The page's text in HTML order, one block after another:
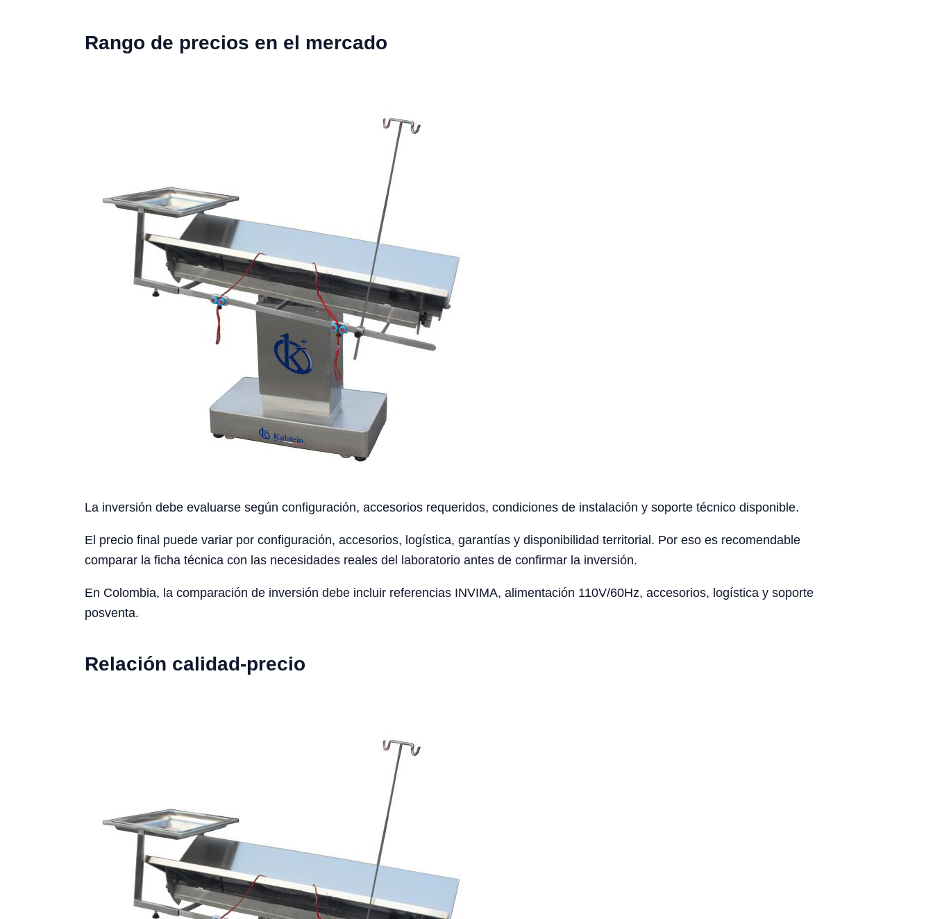
Rango de precios en el mercado
La inversión debe evaluarse según configuración, accesorios requeridos, condiciones de instalación y soporte técnico disponible.
El precio final puede variar por configuración, accesorios, logística, garantías y disponibilidad territorial. Por eso es recomendable
comparar la ficha técnica con las necesidades reales del laboratorio antes de confirmar la inversión.
En Colombia, la comparación de inversión debe incluir referencias INVIMA, alimentación 110V/60Hz, accesorios, logística y soporte
posventa.
Relación calidad-precio